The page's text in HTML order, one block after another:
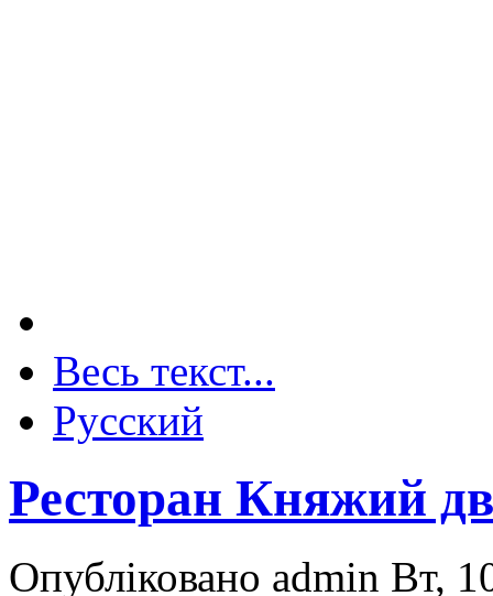
Весь текст...
Русский
Ресторан Княжий
Опубліковано admin Вт,